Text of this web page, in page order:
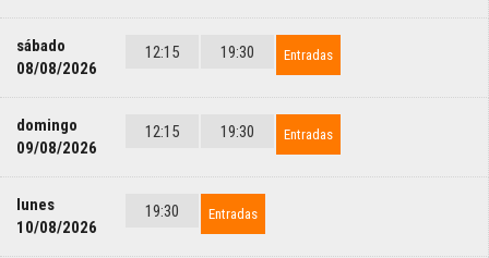
sábado
08/08/2026
12:15 19:30 Entradas
domingo
09/08/2026
12:15 19:30 Entradas
lunes
10/08/2026
19:30 Entradas